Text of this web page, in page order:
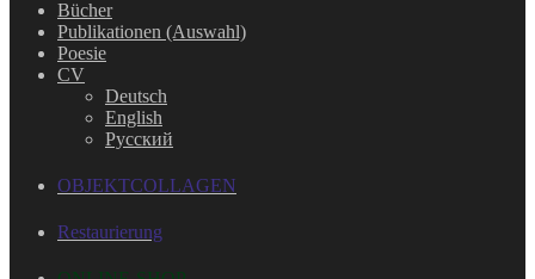
Bücher
Publikationen (Auswahl)
Poesie
CV
Deutsch
English
Русский
OBJEKTCOLLAGEN
Restaurierung